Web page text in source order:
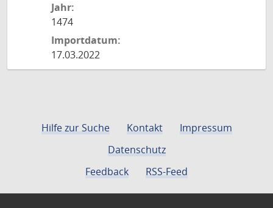
Jahr:
1474
Importdatum:
17.03.2022
Hilfe zur Suche Kontakt
Impressum
Datenschutz
Feedback
RSS-Feed